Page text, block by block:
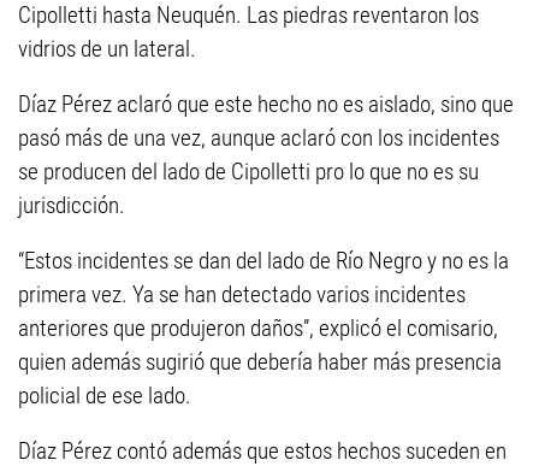
Cipolletti hasta Neuquén. Las piedras reventaron los
vidrios de un lateral.
Díaz Pérez aclaró que este hecho no es aislado, sino que
pasó más de una vez, aunque aclaró con los incidentes
se producen del lado de Cipolletti pro lo que no es su
jurisdicción.
“Estos incidentes se dan del lado de Río Negro y no es la
primera vez. Ya se han detectado varios incidentes
anteriores que produjeron daños”, explicó el comisario,
quien además sugirió que debería haber más presencia
policial de ese lado.
Díaz Pérez contó además que estos hechos suceden en